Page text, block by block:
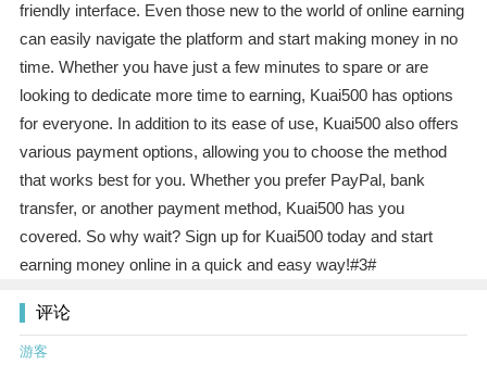
friendly interface. Even those new to the world of online earning
can easily navigate the platform and start making money in no
time. Whether you have just a few minutes to spare or are
looking to dedicate more time to earning, Kuai500 has options
for everyone. In addition to its ease of use, Kuai500 also offers
various payment options, allowing you to choose the method
that works best for you. Whether you prefer PayPal, bank
transfer, or another payment method, Kuai500 has you
covered. So why wait? Sign up for Kuai500 today and start
earning money online in a quick and easy way!#3#
评论
游客